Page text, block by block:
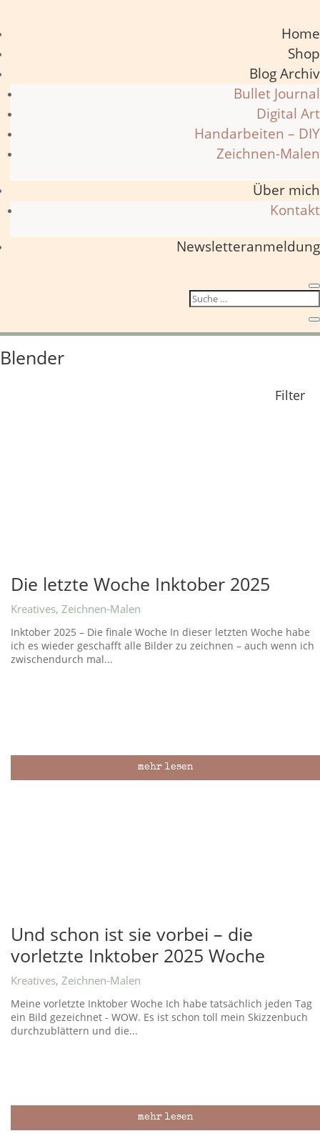
Home
Shop
Blog Archiv
Bullet Journal
Digital Art
Handarbeiten – DIY
Zeichnen-Malen
Über mich
Kontakt
Newsletteranmeldung
Blender
Filter
Die letzte Woche Inktober 2025
Kreatives, Zeichnen-Malen
Inktober 2025 – Die finale Woche In dieser letzten Woche habe
ich es wieder geschafft alle Bilder zu zeichnen – auch wenn ich
zwischendurch mal...
mehr lesen
Und schon ist sie vorbei – die
vorletzte Inktober 2025 Woche
Kreatives, Zeichnen-Malen
Meine vorletzte Inktober Woche Ich habe tatsächlich jeden Tag
ein Bild gezeichnet - WOW. Es ist schon toll mein Skizzenbuch
durchzublättern und die...
mehr lesen